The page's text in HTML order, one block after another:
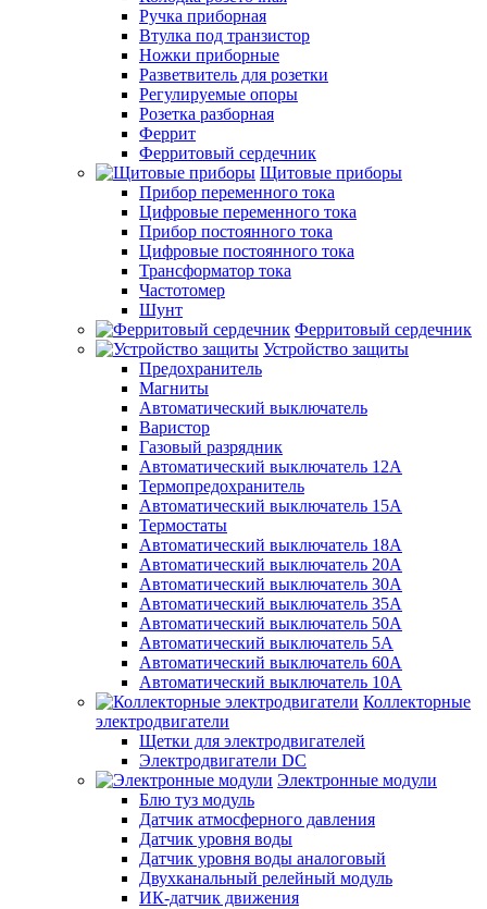
Ручка приборная
Втулка под транзистор
Ножки приборные
Разветвитель для розетки
Регулируемые опоры
Розетка разборная
Феррит
Ферритовый сердечник
Щитовые приборы
Прибор переменного тока
Цифровые переменного тока
Прибор постоянного тока
Цифровые постоянного тока
Трансформатор тока
Частотомер
Шунт
Ферритовый сердечник
Устройство защиты
Предохранитель
Магниты
Автоматический выключатель
Варистор
Газовый разрядник
Автоматический выключатель 12А
Термопредохранитель
Автоматический выключатель 15А
Термостаты
Автоматический выключатель 18А
Автоматический выключатель 20А
Автоматический выключатель 30А
Автоматический выключатель 35А
Автоматический выключатель 50А
Автоматический выключатель 5А
Автоматический выключатель 60А
Автоматический выключатель 10А
Коллекторные
электродвигатели
Щетки для электродвигателей
Электродвигатели DC
Электронные модули
Блю туз модуль
Датчик атмосферного давления
Датчик уровня воды
Датчик уровня воды аналоговый
Двухканальный релейный модуль
ИК-датчик движения